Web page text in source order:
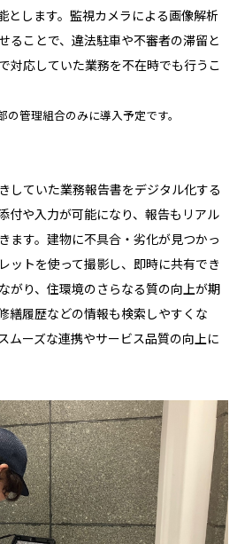
とします。監視カメラによる画像解析
ることで、違法駐車や不審者の滞留と
対応していた業務を不在時でも行うこ
管理組合のみに導入予定です。
していた業務報告書をデジタル化する
付や入力が可能になり、報告もリアル
ます。建物に不具合・劣化が見つかっ
ットを使って撮影し、即時に共有でき
がり、住環境のさらなる質の向上が期
繕履歴などの情報も検索しやすくな
ムーズな連携やサービス品質の向上に